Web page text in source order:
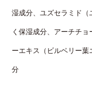
湿成分、ユズセラミド
く保湿成分、アーチチ
ーエキス（ビルベリー
分